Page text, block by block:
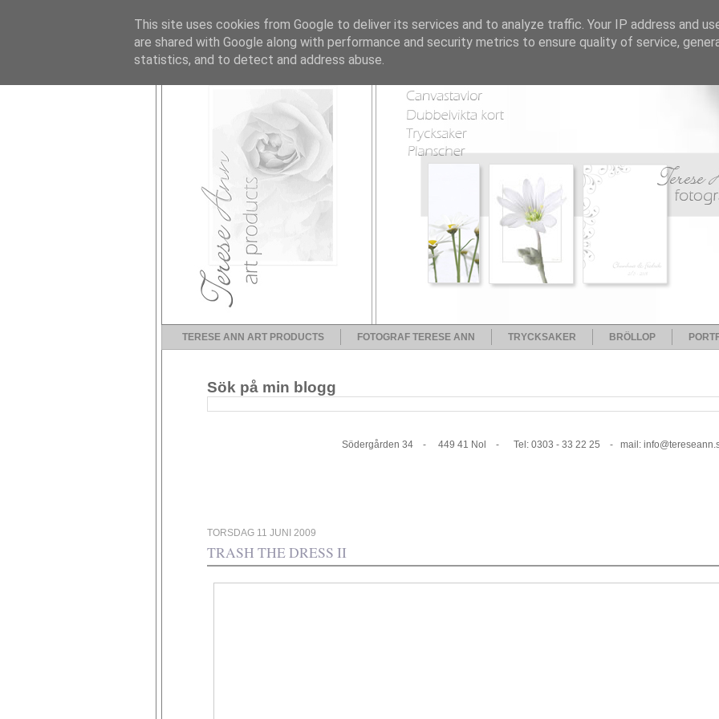
TERESE ANN ART PRODUCTS FOTOGRAF TERESE ANN TRYCKSAKER BRÖLLOP
Sök på min blogg
Södergården 34 - 449 41 Nol - Tel: 0303 - 33 22 25 - mail:
TORSDAG 11 JUNI 2009
TRASH THE DRESS II
This site uses cookies from Google to deliver its services and to analyze traffic. Your IP address and
are shared with Google along with performance and security metrics to ensure quality of service,
statistics, and to detect and address abuse.